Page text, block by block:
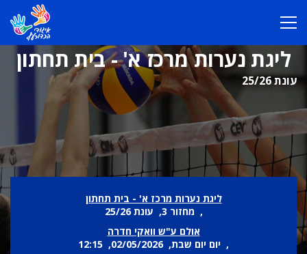
ליגת נערות מרכז א' - בית תחתון
עונת 25/26
ליגת נערות מרכז א' - בית תחתון
, מחזור 3, עונת 25/26
אולם ע"ש וואקי חדרה
, יום יום שבת, 02/05/2026, 12:15